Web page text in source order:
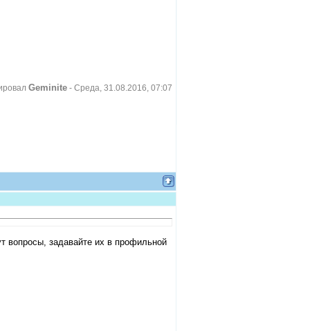
Geminite - Среда, 31.08.2016, 07:07
вопросы, задавайте их в профильной